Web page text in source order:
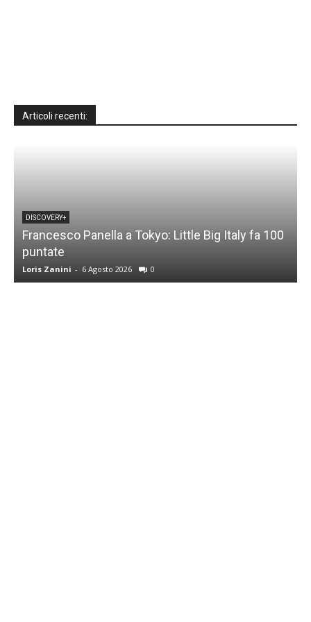
Articoli recenti:
DISCOVERY+
Francesco Panella a Tokyo: Little Big Italy fa 100
puntate
Loris Zanini - 6 Agosto 2026 0